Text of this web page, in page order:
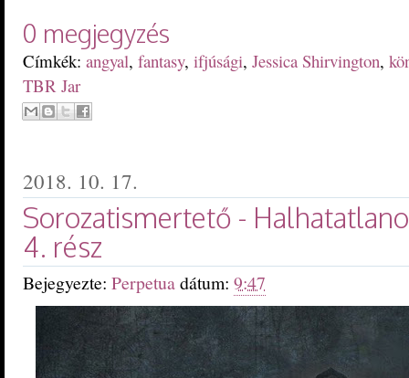
0 megjegyzés
Címkék: angyal, fantasy, ifjúsági, Jessica Shirvington,
TBR Jar
2018. 10. 17.
Sorozatismertető -
4. rész
Bejegyezte: Perpetuadátum: 9:47